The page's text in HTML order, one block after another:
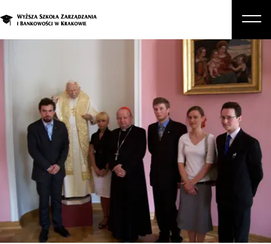
O nas
Studia
Studia podyplomowe i kursy
Kandydat
Student
Biznes
Zapisz się na studia